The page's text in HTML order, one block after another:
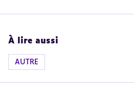
À lire aussi
AUTRE